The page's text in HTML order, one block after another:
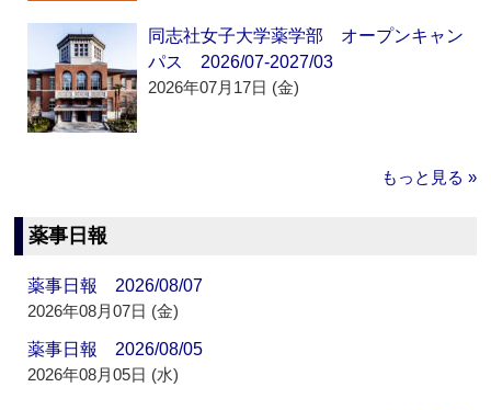
同志社女子大学薬学部 オープンキャン
パス 2026/07-2027/03
2026年07月17日 (金)
もっと見る »
薬事日報
薬事日報 2026/08/07
2026年08月07日 (金)
薬事日報 2026/08/05
2026年08月05日 (水)